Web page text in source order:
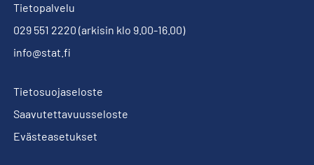
Tietopalvelu
029 551 2220 (arkisin klo 9.00-16.00)
info@stat.fi
Tietosuojaseloste
Saavutettavuusseloste
Evästeasetukset